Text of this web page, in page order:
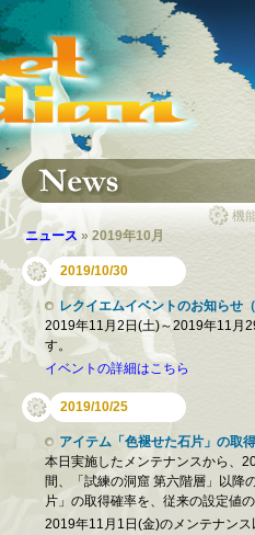
機
ニュース » 2019年10月
2019/10/30
レクイエムイベントのお知らせ
2019年11月2日(土)～2019年11月
す。
イベントの詳細はこちら
2019/10/25
アイテム「色褪せた石片」の取
本日実施したメンテナンスから、
間、「試練の洞窟 第六階層」以降
片」の取得確率を、従来の設定値
2019年11月1日(金)のメンテナン